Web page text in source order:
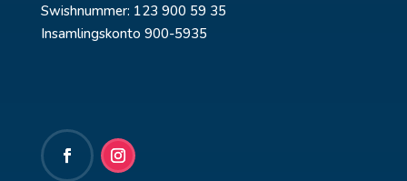
Swishnummer: 123 900 59 35
Insamlingskonto 900-5935